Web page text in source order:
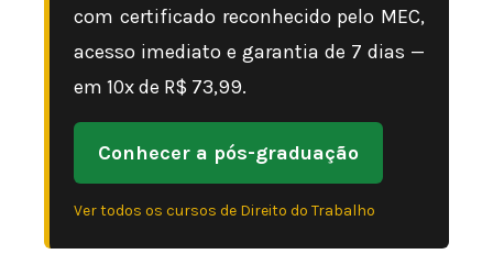
com certificado reconhecido pelo MEC,
acesso imediato e garantia de 7 dias —
em 10x de R$ 73,99.
Conhecer a pós-graduação
Ver todos os cursos de Direito do Trabalho